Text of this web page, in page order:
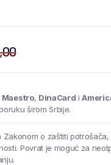
Maestro, DinaCard i
širom Srbije.
Zakonom o zaštiti
Povrat je moguć za